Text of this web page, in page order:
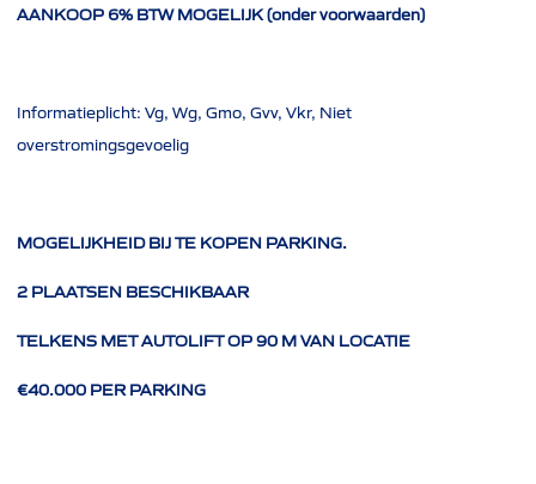
AANKOOP 6% BTW MOGELIJK (onder voorwaarden)
Informatieplicht: Vg, Wg, Gmo, Gvv, Vkr, Niet
overstromingsgevoelig
MOGELIJKHEID BIJ TE KOPEN PARKING.
2 PLAATSEN BESCHIKBAAR
TELKENS MET AUTOLIFT OP 90 M VAN LOCATIE
€40.000 PER PARKING